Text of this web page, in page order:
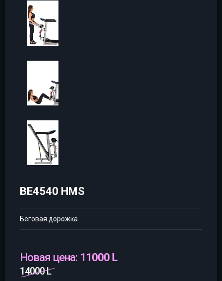
BE4540 HMS
Беговая дорожка
Новая цена: 11000 L
14000 L